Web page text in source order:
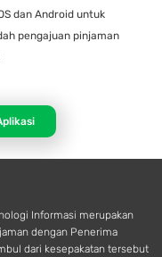
dan Android untuk
pengajuan pinjaman
Informasi merupakan
dengan Penerima
dari kesepakatan tersebut